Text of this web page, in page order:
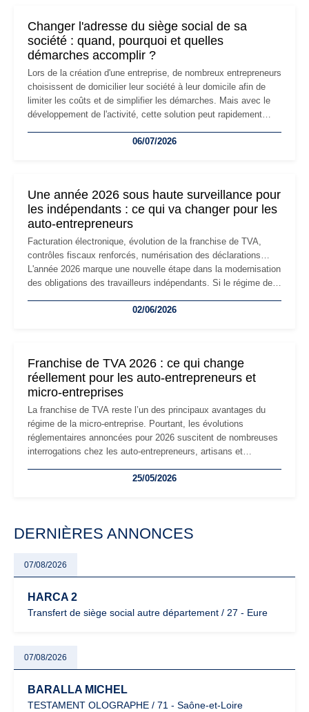
Changer l'adresse du siège social de sa
société : quand, pourquoi et quelles
démarches accomplir ?
Lors de la création d'une entreprise, de nombreux entrepreneurs
choisissent de domicilier leur société à leur domicile afin de
limiter les coûts et de simplifier les démarches. Mais avec le
développement de l'activité, cette solution peut rapidement
professionnels, recrutement, image de marque… Le
06/07/2026
Une année 2026 sous haute surveillance pour
les indépendants : ce qui va changer pour les
auto-entrepreneurs
Facturation électronique, évolution de la franchise de TVA,
contrôles fiscaux renforcés, numérisation des déclarations…
L'année 2026 marque une nouvelle étape dans la modernisation
des obligations des travailleurs indépendants. Si le régime de
les auto-entrepreneurs devront s'adapter à un environnement
02/06/2026
Franchise de TVA 2026 : ce qui change
réellement pour les auto-entrepreneurs et
micro-entreprises
La franchise de TVA reste l’un des principaux avantages du
régime de la micro-entreprise. Pourtant, les évolutions
réglementaires annoncées pour 2026 suscitent de nombreuses
interrogations chez les auto-entrepreneurs, artisans et
facturation ou risque de bascule vers la TVA : les règles
25/05/2026
DERNIÈRES ANNONCES
07/08/2026
HARCA 2
Transfert de siège social autre département / 27 - Eure
07/08/2026
BARALLA MICHEL
TESTAMENT OLOGRAPHE / 71 - Saône-et-Loire